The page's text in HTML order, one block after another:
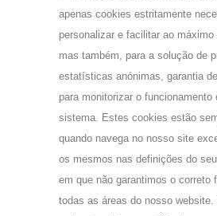
apenas cookies estritamente
personalizar e facilitar ao máximo
mas também, para a solução de
estatísticas anónimas, garantia
para monitorizar o funcionamento
sistema. Estes cookies estão
quando navega no nosso site
os mesmos nas definições do
em que não garantimos o correto
todas as áreas do nosso website.